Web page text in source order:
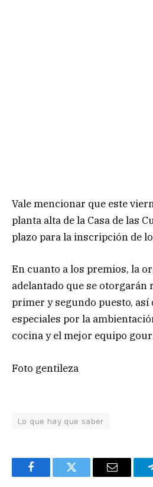
Vale mencionar que este
planta alta de la Casa de las
plazo para la inscripción de
En cuanto a los premios, la
adelantado que se
primer y segundo puesto, así
especiales por la
cocina y el mejor equipo
Foto gentileza
Lo que hay que saber
FacebookTwitter Email